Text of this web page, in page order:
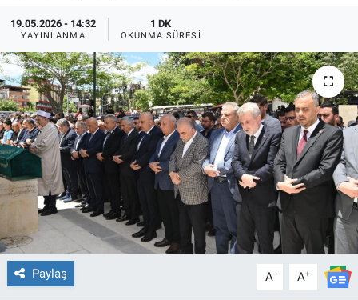
19.05.2026 - 14:32
YAYINLANMA
1 DK
OKUNMA SÜRESI
Paylaş A- A+
Dünya
İlçeler
MAGAZİN
Bilim, Teknoloji
ASAYİŞ
ÇEVRE
HABERDE İNSAN